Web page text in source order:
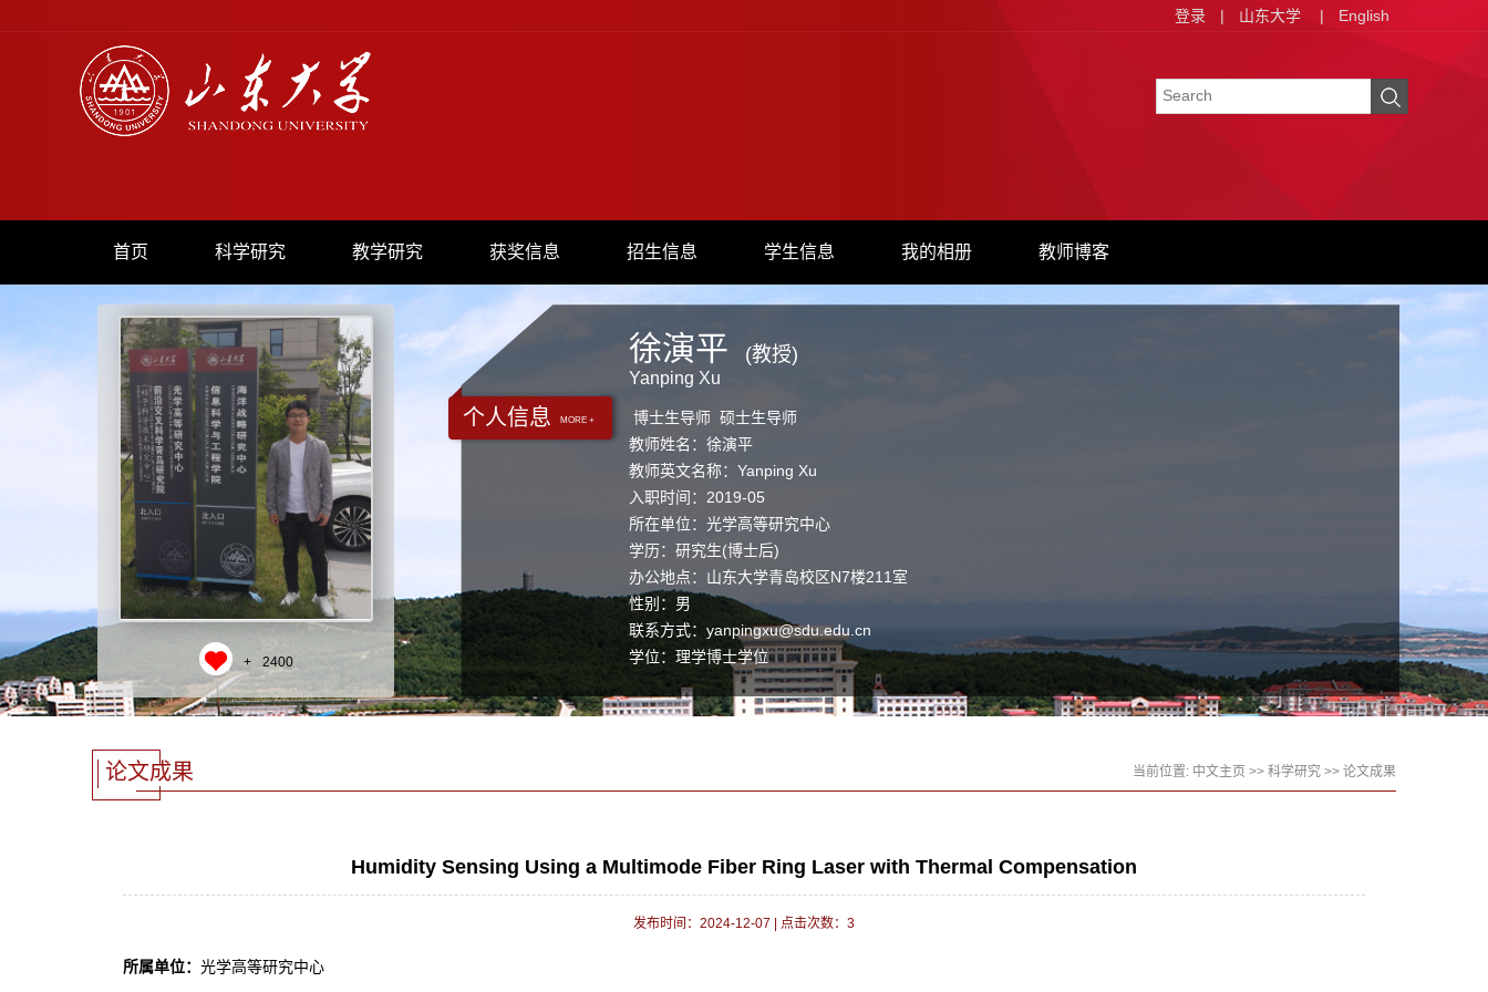
登录 | 山东大学 | English
首页 科学研究 教学研究 获奖信息 招生信息 学生信息 我的相册 教师博客
+ 2400
个人信息 MORE +
徐演平
Yanping Xu
(教授)
博士生导师 硕士生导师
教师姓名：徐演平
教师英文名称：Yanping Xu
入职时间：2019-05
所在单位：光学高等研究中心
学历：研究生(博士后)
办公地点：山东大学青岛校区N7楼211室
性别：男
联系方式： yanpingxu@sdu.edu.cn
学位：理学博士学位
职称：教授
毕业院校：渥太华大学
论文成果 当前位置: 中文主页 >> 科学研究 >> 论文成果
Humidity Sensing Using a Multimode Fiber Ring Laser with Thermal Compensation
发布时间：2024-12-07 点击次数： 3
所属单位： 光学高等研究中心